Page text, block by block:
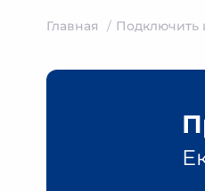
Главная Подключить